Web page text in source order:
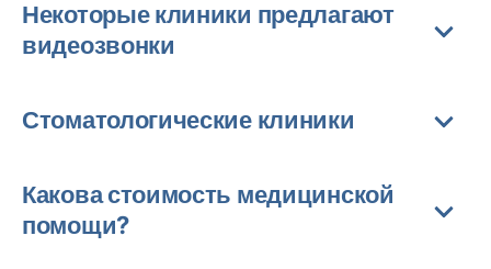
Некоторые клиники предлагают
видеозвонки
Стоматологические клиники
Какова стоимость медицинской
помощи?